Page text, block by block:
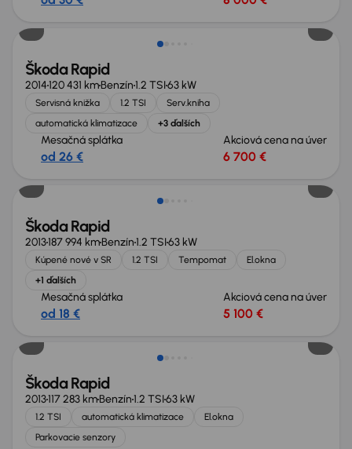
Škoda Rapid
2014120 431 kmBenzín1.2 TSI63 kW
Servisná knižka 1.2 TSI
Serv.kniha
automatická klimatizace
+3 ďalších
Mesačná splátka
od 26 €
Akciová cena na úver
6 700 €
Škoda Rapid
2013187 994 kmBenzín1.2 TSI63 kW
Kúpené nové v SR 1.2 TSI Tempomat
El.okna
+1 ďalších
Mesačná splátka
od 18 €
Akciová cena na úver
5 100 €
Škoda Rapid
2013117 283 kmBenzín1.2 TSI63 kW
1.2 TSI automatická klimatizace
El.okna
Parkovacie senzory